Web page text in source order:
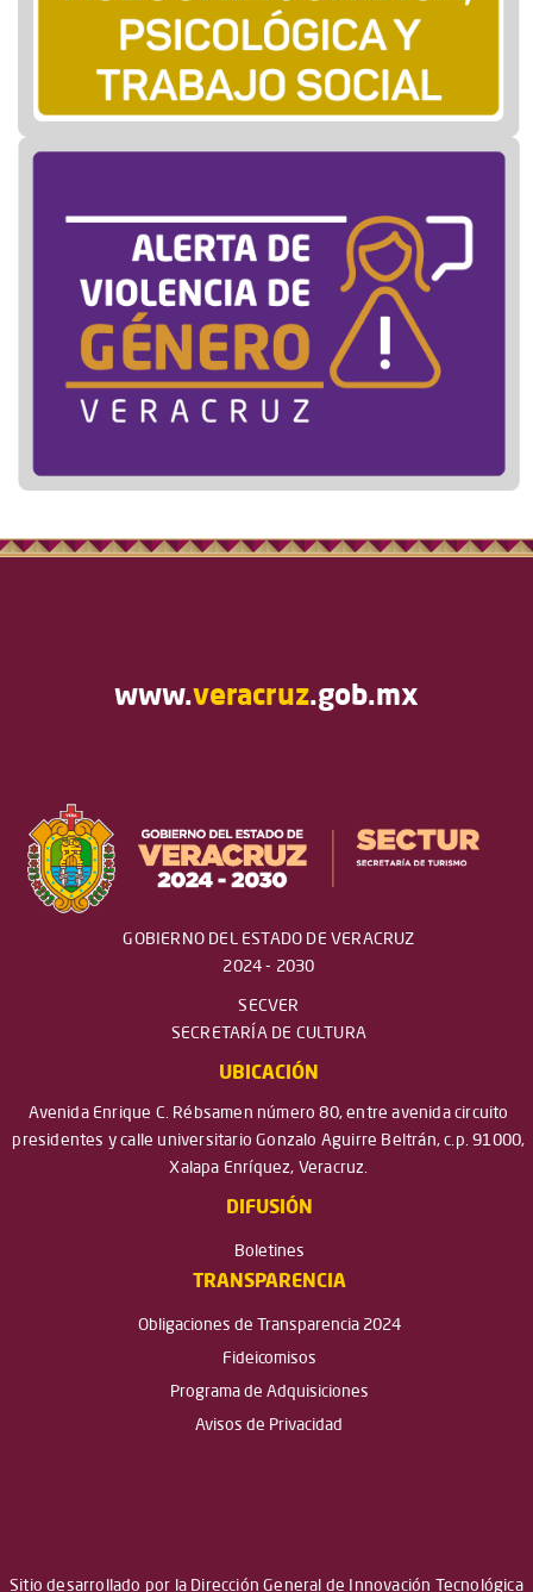
www.veracruz.gob.mx
GOBIERNO DEL ESTADO DE VERACRUZ
2024 - 2030
SECVER
SECRETARÍA DE CULTURA
UBICACIÓN
Avenida Enrique C. Rébsamen número 80, entre avenida circuito
presidentes y calle universitario Gonzalo Aguirre Beltrán, c.p. 91000,
Xalapa Enríquez, Veracruz.
DIFUSIÓN
Boletines
TRANSPARENCIA
Obligaciones de Transparencia 2024
Fideicomisos
Programa de Adquisiciones
Avisos de Privacidad
Sitio desarrollado por la Dirección General de Innovación Tecnológica